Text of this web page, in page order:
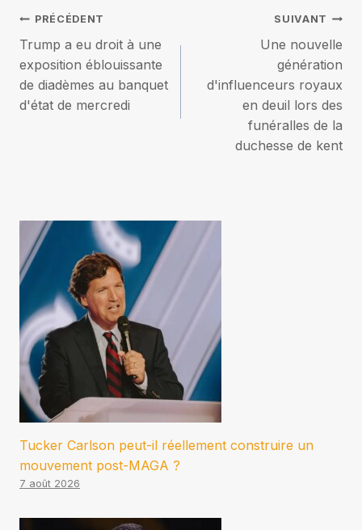
Navigation
de
l’article
PRÉCÉDENT
Trump a eu droit à une
exposition éblouissante
de diadèmes au banquet
d'état de mercredi
SUIVANT
Une nouvelle
génération
d'influenceurs royaux
en deuil lors des
funéralles de la
duchesse de kent
Tucker Carlson peut-il réellement construire un
mouvement post-MAGA ?
7 août 2026